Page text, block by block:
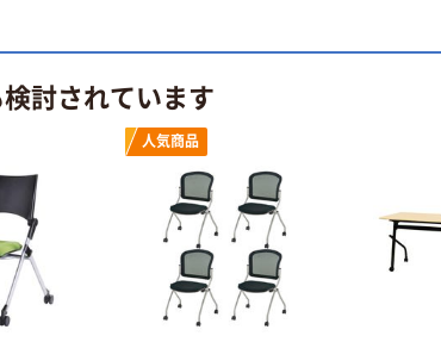
討されています
人気商品